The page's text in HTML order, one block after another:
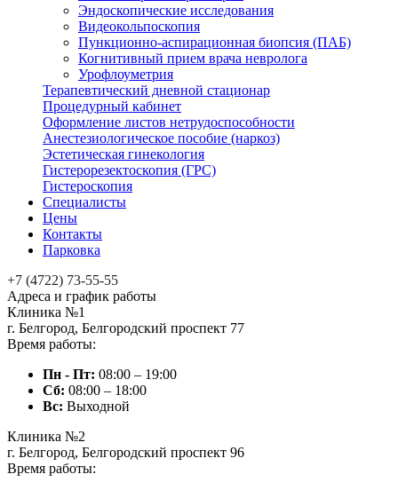
Эндоскопические исследования
Видеокольпоскопия
Пункционно-аспирационная биопсия (ПАБ)
Когнитивный прием врача невролога
Урофлоуметрия
Терапевтический дневной стационар
Процедурный кабинет
Оформление листов нетрудоспособности
Анестезиологическое пособие (наркоз)
Эстетическая гинекология
Гистерорезектоскопия (ГРС)
Гистероскопия
Специалисты
Цены
Контакты
Парковка
+7 (4722) 73-55-55
Адреса и график работы
Клиника №1
г. Белгород, Белгородский проспект 77
Время работы:
Пн - Пт: 08:00 – 19:00
Сб: 08:00 – 18:00
Вc: Выходной
Клиника №2
г. Белгород, Белгородский проспект 96
Время работы: